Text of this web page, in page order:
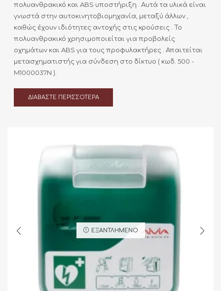
πολυανθρακικό και ABS υποστήριξη . Αυτά τα υλικά είναι
γνωστά στην αυτοκινητοβιομηχανία, μεταξύ άλλων ,
καθώς έχουν ιδιότητες αντοχής στις κρούσεις . Το
πολυανθρακικό χρησιμοποιείται για προβολείς
οχημάτων και ABS για τους προφυλακτήρες . Απαιτείται
μετασχηματιστής για σύνδεση στο δίκτυο ( κωδ. 500 -
M1000037N ).
ΔΙΑΒΆΣΤΕ ΠΕΡΙΣΣΌΤΕΡΑ
ΕΞΑΝΤΛΗΜΈΝΟ